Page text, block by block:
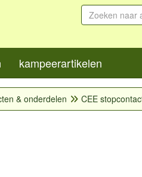
kampeerartikelen
& onderdelen CEE